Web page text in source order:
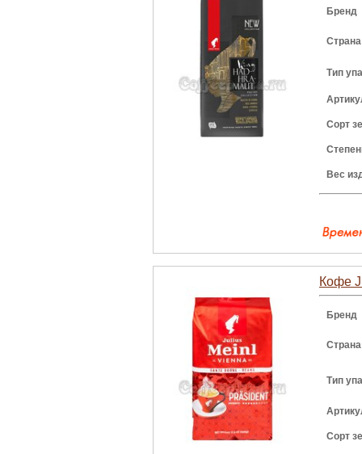
Бренд
Тип
Сорт
Вес
Кофе
Бренд
Тип
Сорт